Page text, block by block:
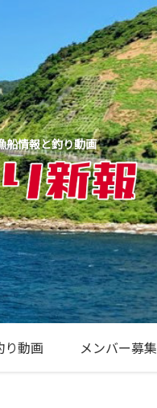
船情報と釣り動画
り動画 メンバー募集